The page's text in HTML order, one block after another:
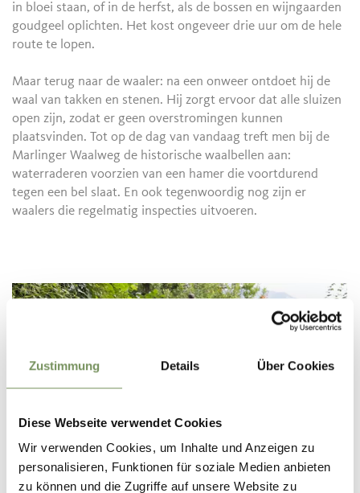
Zustimmung Details Über Cookies
Diese Webseite verwendet Cookies
Wir verwenden Cookies, um Inhalte und Anzeigen zu
personalisieren, Funktionen für soziale Medien anbieten
zu können und die Zugriffe auf unsere Website zu
in bloei staan, of in de herfst, als de bossen en wijngaarden
goudgeel oplichten. Het kost ongeveer drie uur om de hele
route te lopen.
Maar terug naar de waaler: na een onweer ontdoet hij de
waal van takken en stenen. Hij zorgt ervoor dat alle sluizen
open zijn, zodat er geen overstromingen kunnen
plaatsvinden. Tot op de dag van vandaag treft men bij de
Marlinger Waalweg de historische waalbellen aan:
waterraderen voorzien van een hamer die voortdurend
tegen een bel slaat. En ook tegenwoordig nog zijn er
waalers die regelmatig inspecties uitvoeren.